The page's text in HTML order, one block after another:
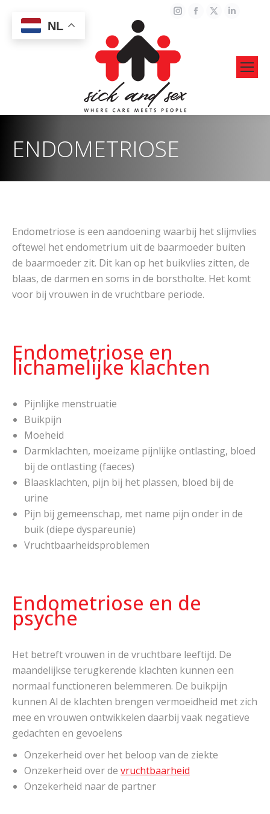
Instagram
window
Facebook
in
new
ENDOMETRIOSE
Endometriose is een aandoening waarbij het slijmvlies
oftewel het endometrium uit de baarmoeder buiten
de baarmoeder zit. Dit kan op het buikvlies zitten, de
blaas, de darmen en soms in de borstholte. Het komt
voor bij vrouwen in de vruchtbare periode.
Endometriose en
lichamelijke klachten
Pijnlijke menstruatie
Buikpijn
Moeheid
Darmklachten, moeizame pijnlijke ontlasting, bloed
bij de ontlasting (faeces)
Blaasklachten, pijn bij het plassen, bloed bij de
urine
Pijn bij gemeenschap, met name pijn onder in de
buik (diepe dyspareunie)
Vruchtbaarheidsproblemen
Endometriose en de
psyche
Het betreft vrouwen in de vruchtbare leeftijd. De
maandelijkse terugkerende klachten kunnen een
normaal functioneren belemmeren. De buikpijn
kunnen Al de klachten brengen vermoeidheid met zich
mee en vrouwen ontwikkelen daarbij vaak negatieve
gedachten en gevoelens
Onzekerheid over het beloop van de ziekte
Onzekerheid over de vruchtbaarheid
Onzekerheid naar de partner
NL